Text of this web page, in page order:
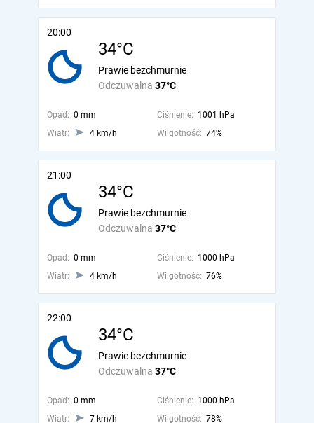
20:00
34°C
Odczuwalna 37°C
Prawie bezchmurnie
Opad: 0 mm Ciśnienie: 1001 hPa
Wiatr:
4 km/h Wilgotność: 74%
21:00
34°C
Odczuwalna 37°C
Prawie bezchmurnie
Opad: 0 mm Ciśnienie: 1000 hPa
Wiatr:
4 km/h Wilgotność: 76%
22:00
34°C
Odczuwalna 37°C
Prawie bezchmurnie
Opad: 0 mm Ciśnienie: 1000 hPa
Wiatr:
7 km/h Wilgotność: 78%